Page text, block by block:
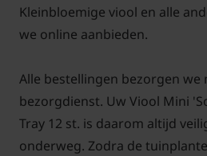
Kleinbloemige viool en alle
we online aanbieden.
Alle bestellingen bezorgen we
bezorgdienst. Uw Viool Mini
Tray 12 st. is daarom altijd
onderweg. Zodra de